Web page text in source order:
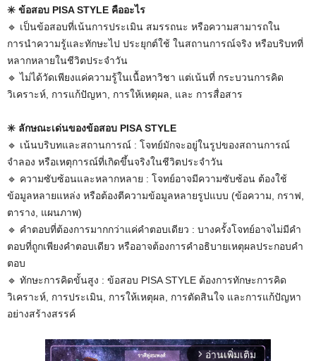
✳️ ข้อสอบ PISA STYLE คืออะไร
🔹️ เป็นข้อสอบที่เน้นการประเมิน สมรรถนะ หรือความสามารถใน
การนำความรู้และทักษะไป ประยุกต์ใช้ ในสถานการณ์จริง หรือบริบทที่
หลากหลายในชีวิตประจำวัน
🔹️ ไม่ได้วัดเพียงแค่ความรู้ในเนื้อหาวิชา แต่เน้นที่ กระบวนการคิด
วิเคราะห์, การแก้ปัญหา, การให้เหตุผล, และ การสื่อสาร
✳️ ลักษณะเด่นของข้อสอบ PISA STYLE
🔹️ เน้นบริบทและสถานการณ์ : โจทย์มักจะอยู่ในรูปของสถานการณ์
จำลอง หรือเหตุการณ์ที่เกิดขึ้นจริงในชีวิตประจำวัน
🔹️ ความซับซ้อนและหลากหลาย : โจทย์อาจมีความซับซ้อน ต้องใช้
ข้อมูลหลายแหล่ง หรือต้องตีความข้อมูลหลายรูปแบบ (ข้อความ, กราฟ,
ตาราง, แผนภาพ)
🔹️ คำตอบที่ต้องการมากกว่าแค่คำตอบเดียว : บางครั้งโจทย์อาจไม่มีคำ
ตอบที่ถูกเพียงคำตอบเดียว หรืออาจต้องการคำอธิบายเหตุผลประกอบคำ
ตอบ
🔹️ ทักษะการคิดขั้นสูง : ข้อสอบ PISA STYLE ต้องการทักษะการคิด
วิเคราะห์, การประเมิน, การให้เหตุผล, การตัดสินใจ และการแก้ปัญหา
อย่างสร้างสรรค์
arrow_forward_ios อ่านเพิ่มเติม